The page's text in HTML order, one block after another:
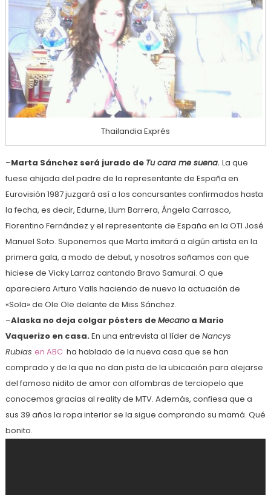
Thailandia Exprés
–Marta Sánchez será jurado de Tu cara me suena. La que
fuese ahijada del padre de la representante de España en
Eurovisión 1987 juzgará así a los concursantes confirmados hasta
la fecha, es decir, Edurne, Llum Barrera, Ángela Carrasco,
Florentino Fernández y el representante de España en la OTI José
Manuel Soto. Suponemos que Marta imitará a algún artista en la
primera gala, a modo de debut, y nosotros soñamos con que
hiciese de Vicky Larraz cantando Bravo Samurai. O que
apareciera Arturo Valls haciendo de nuevo la actuación de
«Sola» de Ole Ole delante de Miss Sánchez.
–Alaska no deja colgar pósters deMecanoa Mario
Vaquerizo en casa.En una entrevista al líder de Nancys
Rubias en ABC ha hablado de la nueva casa que se han
comprado y de la que no dan pista de la ubicación para alejarse
del famoso nidito de amor con alfombras de terciopelo que
conocemos gracias al reality de MTV. Además, confiesa que a
sus 39 años la ropa interior se la sigue comprando su mamá. Qué
bonito.